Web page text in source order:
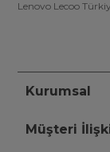
Lenovo Lecoo
Kurumsal
Müşteri